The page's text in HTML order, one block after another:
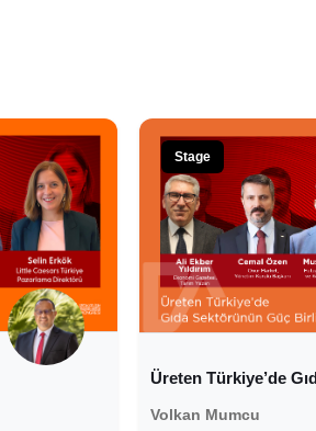
Stage
Üreten Türkiye’de
Volkan Mumcu